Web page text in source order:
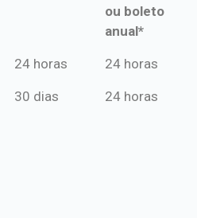
ou boleto
anual*
*Pagamento
mensal*
*Pagamento
de crédito
24 horas 24 horas
30 dias 24 horas